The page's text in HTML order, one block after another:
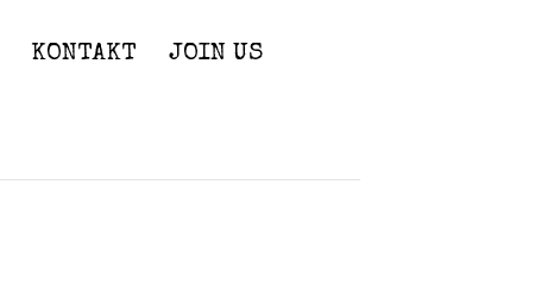
KONTAKT JOIN US